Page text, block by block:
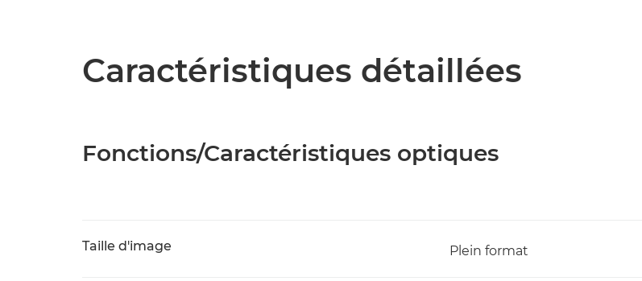
Caractéristiques détaillées
Fonctions/Caractéristiques optiques
Taille d'image Plein format